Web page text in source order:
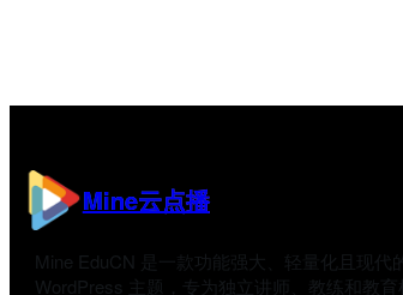
Mine云点播
Mine EduCN 是一款功能强大、轻量化且现代
WordPress 主题，专为独立讲师、教练和教育